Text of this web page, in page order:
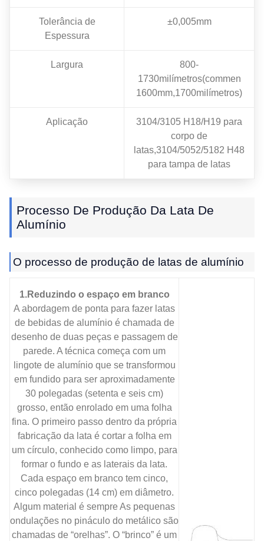
Tolerância de
Espessura
±0,005mm
Largura
800-
1730milímetros(commen
1600mm,1700milímetros)
Aplicação
3104/3105 H18/H19 para
corpo de
latas,3104/5052/5182 H48
para tampa de latas
Processo De Produção Da Lata De
Alumínio
O processo de produção de latas de alumínio
1.Reduzindo o espaço em branco
A abordagem de ponta para fazer latas
de bebidas de alumínio é chamada de
desenho de duas peças e passagem de
parede. A técnica começa com um
lingote de alumínio que se transformou
em fundido para ser aproximadamente
30 polegadas (setenta e seis cm)
grosso, então enrolado em uma folha
fina. O primeiro passo dentro da própria
fabricação da lata é cortar a folha em
um círculo, conhecido como limpo, para
formar o fundo e as laterais da lata.
Cada espaço em branco tem cinco,
cinco polegadas (14 cm) em diâmetro.
Algum material é sempre As pequenas
ondulações no pináculo do metálico são
chamadas de “orelhas”. O “brinco” é um